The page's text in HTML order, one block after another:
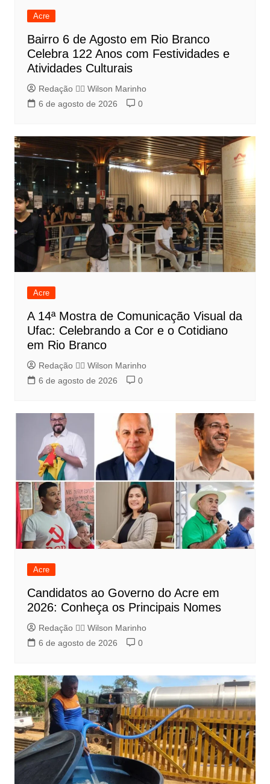
Acre
Bairro 6 de Agosto em Rio Branco
Celebra 122 Anos com Festividades e
Atividades Culturais
Redação 👨‍⚖️​ Wilson Marinho
6 de agosto de 2026
0
Acre
A 14ª Mostra de Comunicação Visual da
Ufac: Celebrando a Cor e o Cotidiano
em Rio Branco
Redação 👨‍⚖️​ Wilson Marinho
6 de agosto de 2026
0
Acre
Candidatos ao Governo do Acre em
2026: Conheça os Principais Nomes
Redação 👨‍⚖️​ Wilson Marinho
6 de agosto de 2026
0